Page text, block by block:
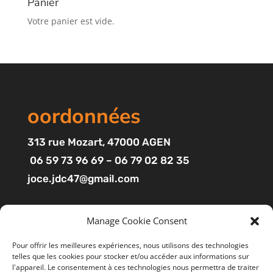
Manage Cookie Consent
Pour offrir les meilleures expériences, nous utilisons des technologies
telles que les cookies pour stocker et/ou accéder aux informations sur
l'appareil. Le consentement à ces technologies nous permettra de traiter
Votre panier est vide.
oordonnées
313 rue Mozart, 47000 AGEN
06 59 73 96 69 – 06 79 02 82 35
joce.jdc47@gmail.com
Boutique
Mon compte